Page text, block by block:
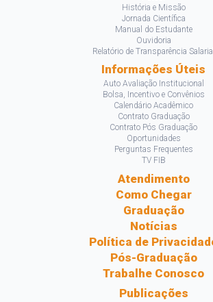
História e Missão
Jornada Científica
Manual do Estudante
Ouvidoria
Relatório de Transparência Salarial
Informações Úteis
Auto Avaliação Institucional
Bolsa, Incentivo e Convênios
Calendário Acadêmico
Contrato Graduação
Contrato Pós Graduação
Oportunidades
Perguntas Frequentes
TV FIB
Atendimento
Como Chegar
Graduação
Notícias
Política de
Pós-Graduação
Trabalhe Conosco
Publicações